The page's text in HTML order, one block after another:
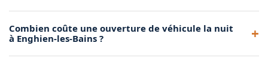
déformée. Nous ouvrons votre véhicule et vous conseillons
sur la marche à suivre pour réparer ou remplacer la serrure.
Combien coûte une ouverture de véhicule la nuit
à Enghien-les-Bains ?